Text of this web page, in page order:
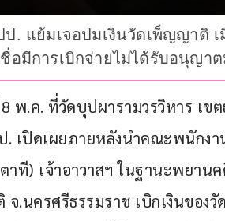
ป. แย้มเจอปมเงินวัดเพ็ญญาติ
ชื่อมีการเบิกจ่ายไม่ได้รับอนุญา
พ.ค. ที่วัดบุปผารามวรวิหาร เ
เปิดเผยภายหลังนำคณะพนักง
าที) เจ้าอาวาสฯ ในฐานะพยาน
.นครศรีธรรมราช เบิกเงินของ